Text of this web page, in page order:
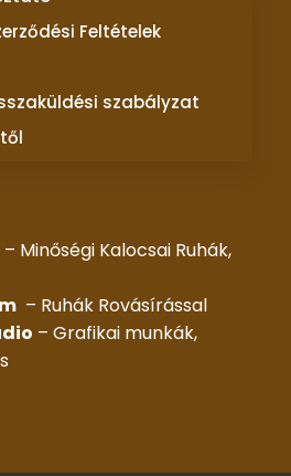
Feltételek
szabályzat
– Minőségi Kalocsai Ruhák,
– Ruhák Rovásírással
– Grafikai munkák,